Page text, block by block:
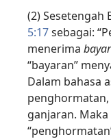
(2) Sesetengah
5:17sebagai:
menerima
“bayaran”
Dalam bahasa
ganjaran.